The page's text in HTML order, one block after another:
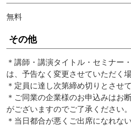
無料
その他
＊講師・講演タイトル・セミナー
は、予告なく変更させていただく
＊定員に達し次第締め切りとさせ
＊ご同業の企業様のお申込みはお
がございますのでご了承ください。
＊当日都合が悪くご出席になれな